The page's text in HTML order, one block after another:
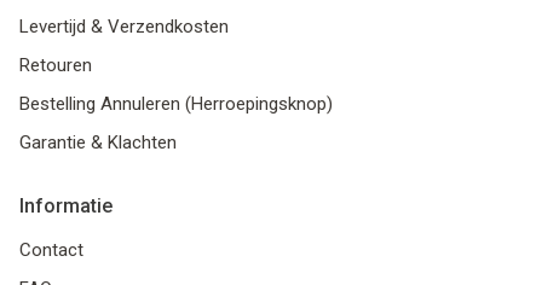
Levertijd & Verzendkosten
Retouren
Bestelling Annuleren (Herroepingsknop)
Garantie & Klachten
Informatie
Contact